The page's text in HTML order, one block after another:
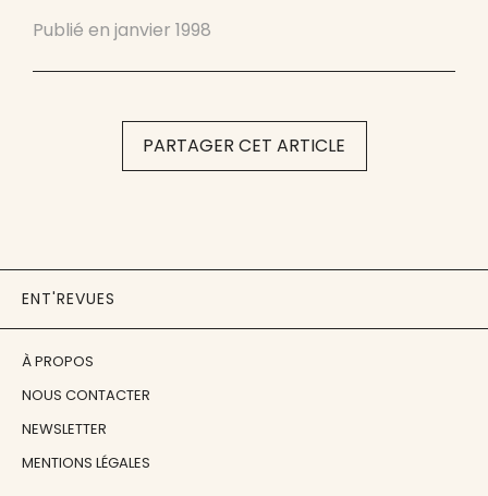
Publié en janvier 1998
PARTAGER CET ARTICLE
ENT'REVUES
À PROPOS
NOUS CONTACTER
NEWSLETTER
MENTIONS LÉGALES